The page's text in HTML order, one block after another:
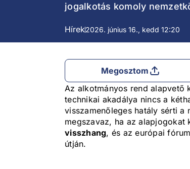
jogalkotás komoly
Hírek2026. június 16., kedd 12:20
Megosztom
Az alkotmányos rend alapvető
technikai akadálya nincs a
visszamenőleges hatály sérti a
megszavaz, ha az alapjogokat
visszhang, és az európai
útján.